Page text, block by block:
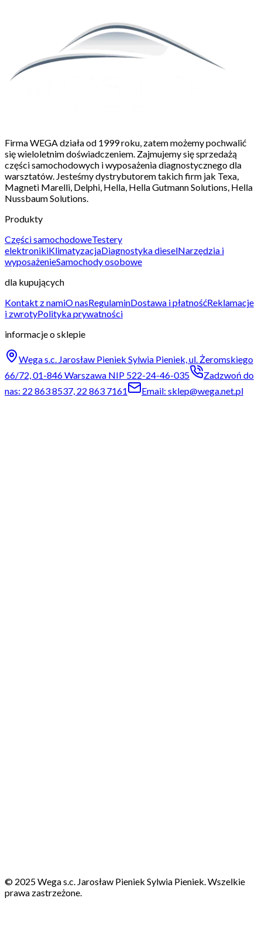
Firma WEGA działa od 1999 roku, zatem możemy pochwalić
się wieloletnim doświadczeniem. Zajmujemy się sprzedażą
części samochodowych i wyposażenia diagnostycznego dla
warsztatów. Jesteśmy dystrybutorem takich firm jak Texa,
Magneti Marelli, Delphi, Hella, Hella Gutmann Solutions, Hella
Nussbaum Solutions.
Produkty
Części samochodoweTestery
elektronikiKlimatyzacjaDiagnostyka dieselNarzędzia i
wyposażenieSamochody osobowe
dla kupujących
Kontakt z namiO nasRegulaminDostawa i płatnośćReklamacje
i zwrotyPolityka prywatności
informacje o sklepie
Wega s.c. Jarosław Pieniek Sylwia Pieniek, ul. Żeromskiego
66/72, 01-846 Warszawa NIP 522-24-46-035
Zadzwoń do
nas: 22 863 8537, 22 863 7161
Email: sklep@wega.net.pl
© 2025 Wega s.c. Jarosław Pieniek Sylwia Pieniek. Wszelkie
prawa zastrzeżone.